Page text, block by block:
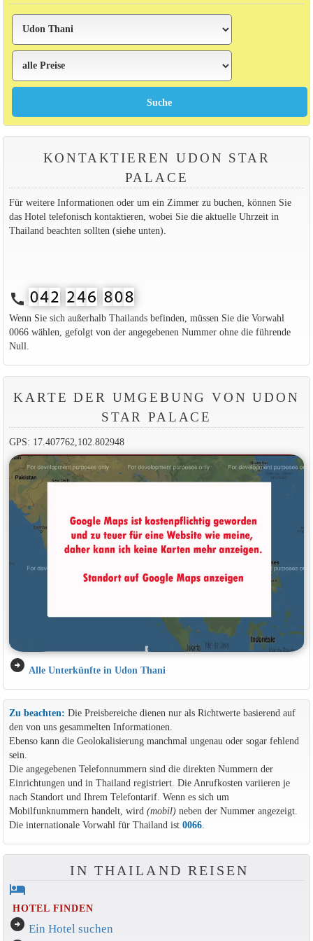
KONTAKTIEREN UDON STAR
PALACE
Für weitere Informationen oder um ein Zimmer zu buchen, können Sie
das Hotel telefonisch kontaktieren, wobei Sie die aktuelle Uhrzeit in
Thailand beachten sollten (siehe unten).
call
Wenn Sie sich außerhalb Thailands befinden, müssen Sie die Vorwahl
0066 wählen, gefolgt von der angegebenen Nummer ohne die führende
Null.
KARTE DER UMGEBUNG VON UDON
STAR PALACE
GPS: 17.407762,102.802948
arrow_circle_right Alle Unterkünfte in Udon Thani
Zu beachten: Die Preisbereiche dienen nur als Richtwerte basierend auf
den von uns gesammelten Informationen.
Ebenso kann die Geolokalisierung manchmal ungenau oder sogar fehlend
sein.
Die angegebenen Telefonnummern sind die direkten Nummern der
Einrichtungen und in Thailand registriert. Die Anrufkosten variieren je
nach Standort und Ihrem Telefontarif. Wenn es sich um
Mobilfunknummern handelt, wird (mobil)neben der Nummer angezeigt.
Die internationale Vorwahl für Thailand ist 0066.
IN THAILAND REISEN
hotel
HOTEL FINDEN
arrow_circle_right Ein Hotel suchen